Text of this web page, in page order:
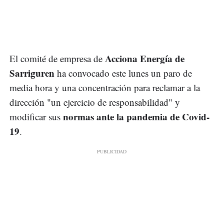
El comité de empresa de Acciona Energía de
Sarriguren ha convocado este lunes un paro de
media hora y una concentración para reclamar a la
dirección "un ejercicio de responsabilidad" y
modificar sus normas ante la pandemia de Covid-
19.